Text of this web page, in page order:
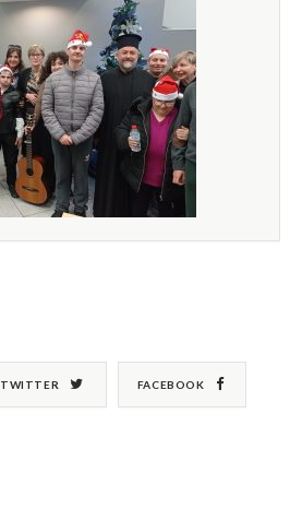
TWITTER FACEBOOK